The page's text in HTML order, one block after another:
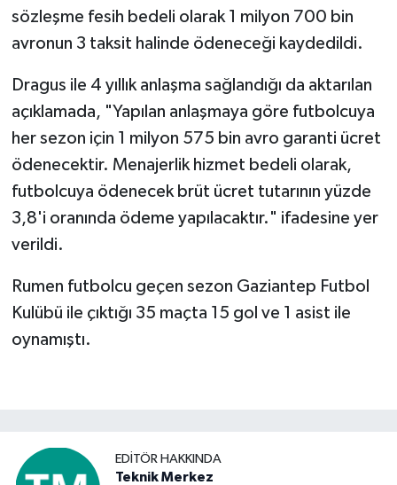
sözleşme fesih bedeli olarak 1 milyon 700 bin
avronun 3 taksit halinde ödeneceği kaydedildi.
Dragus ile 4 yıllık anlaşma sağlandığı da aktarılan
açıklamada, "Yapılan anlaşmaya göre futbolcuya
her sezon için 1 milyon 575 bin avro garanti ücret
ödenecektir. Menajerlik hizmet bedeli olarak,
futbolcuya ödenecek brüt ücret tutarının yüzde
3,8'i oranında ödeme yapılacaktır." ifadesine yer
verildi.
Rumen futbolcu geçen sezon Gaziantep Futbol
Kulübü ile çıktığı 35 maçta 15 gol ve 1 asist ile
oynamıştı.
EDITÖR HAKKINDA
Teknik Merkez
Yeme-İçme
Yemek